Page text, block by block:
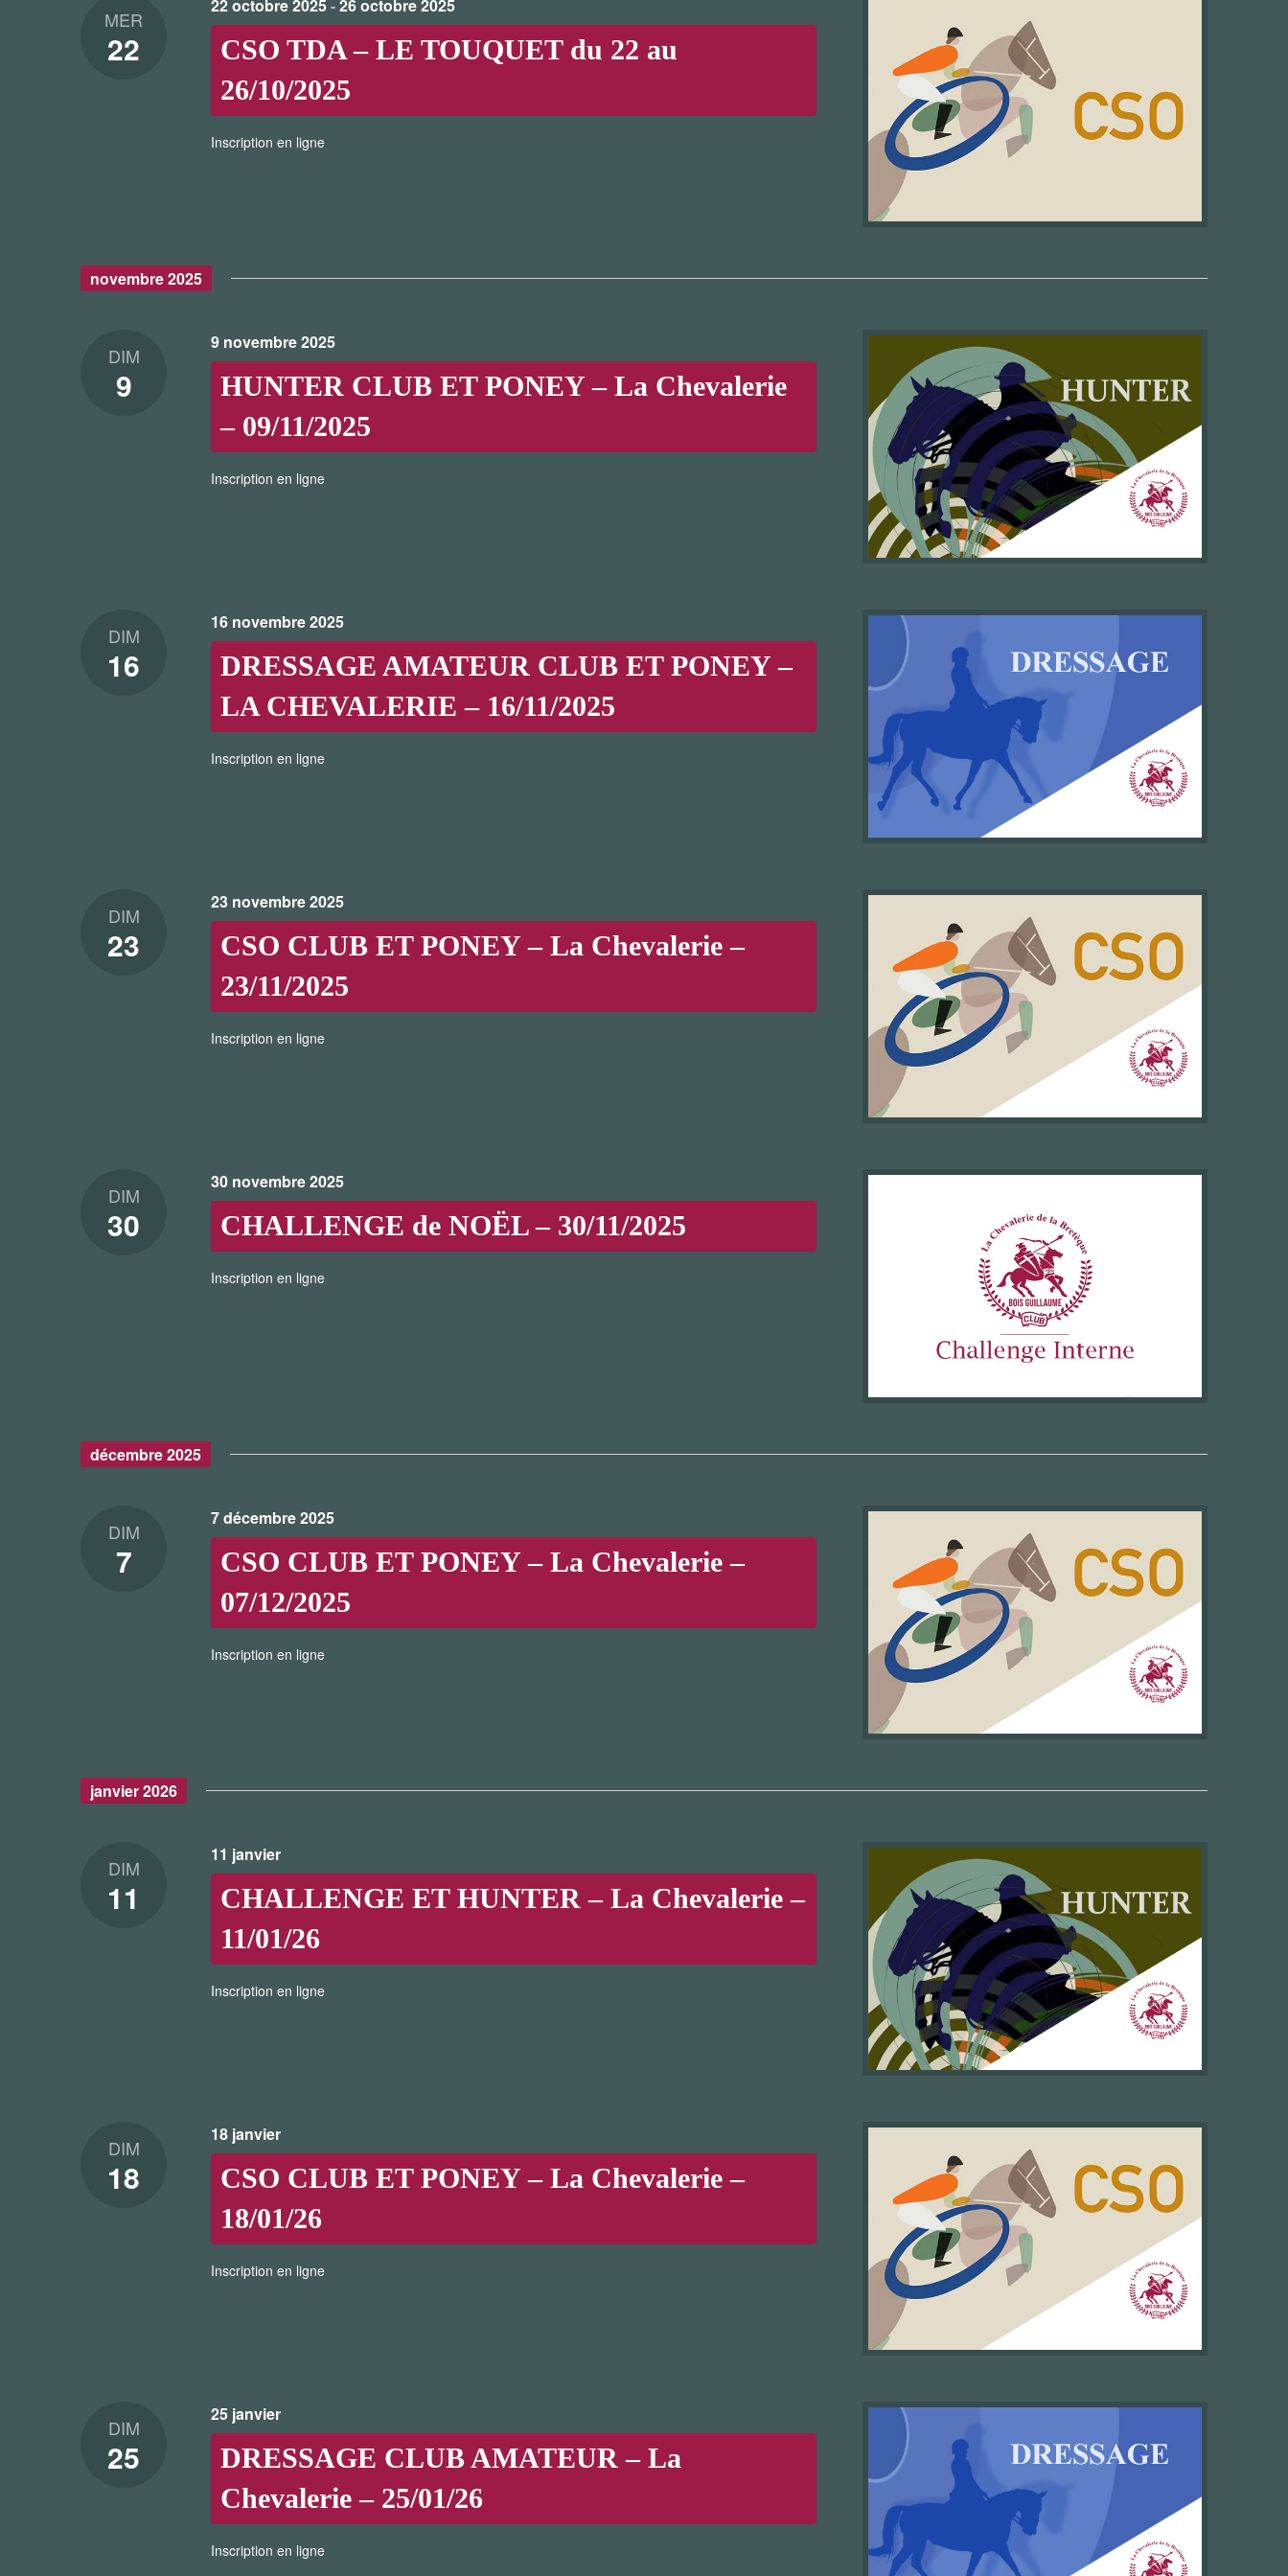
MER
22
CSO TDA – LE TOUQUET du 22 au
26/10/2025
22 octobre 2025-26 octobre 2025
Inscription en ligne
novembre 2025
DIM
9
HUNTER CLUB ET PONEY – La Chevalerie
– 09/11/2025
9 novembre 2025
Inscription en ligne
DIM
16
DRESSAGE AMATEUR CLUB ET PONEY –
LA CHEVALERIE – 16/11/2025
16 novembre 2025
Inscription en ligne
DIM
23
CSO CLUB ET PONEY – La Chevalerie –
23/11/2025
23 novembre 2025
Inscription en ligne
DIM
30 CHALLENGE de NOËL – 30/11/2025
30 novembre 2025
Inscription en ligne
décembre 2025
DIM
7
CSO CLUB ET PONEY – La Chevalerie –
07/12/2025
7 décembre 2025
Inscription en ligne
janvier 2026
DIM
11
CHALLENGE ET HUNTER – La Chevalerie –
11/01/26
11 janvier
Inscription en ligne
DIM
18
CSO CLUB ET PONEY – La Chevalerie –
18/01/26
18 janvier
Inscription en ligne
DIM
25
DRESSAGE CLUB AMATEUR – La
Chevalerie – 25/01/26
25 janvier
Inscription en ligne